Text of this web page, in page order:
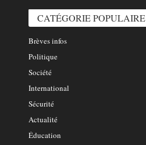
CATÉGORIE POPULAIRE
Brèves infos
Politique
Société
International
Sécurité
Actualité
Éducation